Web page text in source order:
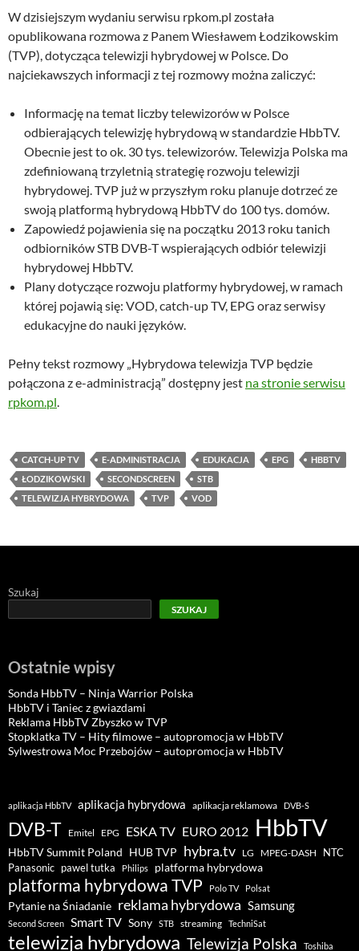
W dzisiejszym wydaniu serwisu rpkom.pl została
opublikowana rozmowa z Panem Wiesławem Łodzikowskim
(TVP), dotycząca telewizji hybrydowej w Polsce. Do
najciekawszych informacji z tej rozmowy można zaliczyć:
Informację na temat liczby telewizorów w Polsce
odbierających telewizję hybrydową w standardzie HbbTV.
Obecnie jest to ok. 30 tys. telewizorów. Telewizja Polska ma
zdefiniowaną trzyletnią strategię rozwoju telewizji
hybrydowej. TVP już w przyszłym roku planuje dotrzeć ze
swoją platformą hybrydową HbbTV do 100 tys. domów.
Zapowiedź pojawienia się na początku 2013 roku tanich
odbiorników STB DVB-T wspierających odbiór telewizji
hybrydowej HbbTV.
Plany dotyczące rozwoju platformy hybrydowej, w ramach
której pojawią się: VOD, catch-up TV, EPG oraz serwisy
edukacyjne do nauki języków.
Pełny tekst rozmowy „Hybrydowa telewizja TVP będzie
połączona z e-administracją” dostępny jest na stronie serwisu
rpkom.pl.
CATCH-UP TV E-ADMINISTRACJA EDUKACJA EPG
HBBTV
ŁODZIKOWSKI
SECONDSCREEN
STB
TELEWIZJA HYBRYDOWA
TVP VOD
Szukaj
SZUKAJ
Ostatnie wpisy
Sonda HbbTV – Ninja Warrior Polska
HbbTV i Taniec z gwiazdami
Reklama HbbTV Zbyszko w TVP
Stopklatka TV – Hity filmowe – autopromocja w HbbTV
Sylwestrowa Moc Przebojów – autopromocja w HbbTV
aplikacja HbbTV aplikacja hybrydowa aplikacja reklamowa DVB-S
DVB-T Emitel EPG ESKA TV EURO 2012 HbbTV
HbbTV Summit Poland HUB TVP hybra.tv LG MPEG-DASH NTC
Panasonic pawel tutka Philips platforma hybrydowa
platforma hybrydowa TVP Polo TV Polsat
Pytanie na Śniadanie reklama hybrydowa Samsung
Second Screen Smart TV Sony STB streaming TechniSat
telewizja hybrydowa Telewizja Polska Toshiba